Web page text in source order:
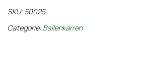
SKU:50025
Categorie:Ballenkarren